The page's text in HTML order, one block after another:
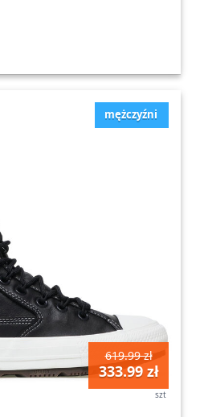
mężczyźni
619.99 zł
333.99 zł
szt